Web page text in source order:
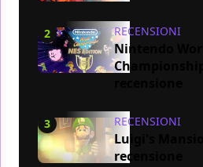
2 RECENSIONI
Nintendo
3 RECENSIONI
Luigi's
recensione